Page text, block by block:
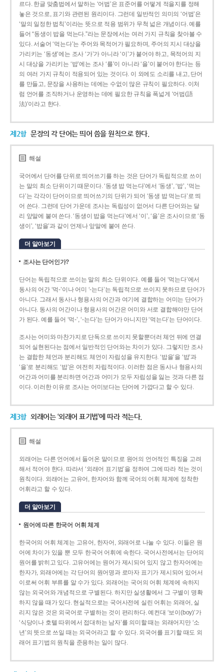
르다. 한글 맞춤법에서 말하는 ‘어법’은 표준어를 어떻게 적을지를 정해
놓은 것으로, 표기와 관련된 원리이다. 그런데 일반적인 의미의 ‘어법’은
‘말의 일정한 법칙’이라는 뜻으로 적용 범위가 무척 넓은 개념이다. 예를
들어 “동생이 밥을 먹는다.”라는 문장에서는 여러 가지 규칙을 찾아볼 수
있다. 서술어 ‘먹는다’는 주어와 목적어가 필요하며, 주어의 지시 대상을
가리키는 ‘동생’에는 조사 ‘가’가 아니라 ‘이’가 붙어야 하고, 목적어의 지
시 대상을 가리키는 ‘밥’에는 조사 ‘를’이 아니라 ‘을’이 붙어야 한다는 등
의 여러 가지 규칙이 적용되어 있는 것이다. 이 외에도 소리를 내고, 단어
를 만들고, 문장을 사용하는 데에는 수없이 많은 규칙이 필요하다. 이처
럼 언어를 조직하거나 운영하는 데에 필요한 규칙을 폭넓게 ‘어법(語
法)’이라고 한다.
제2항 문장의 각 단어는 띄어 씀을 원칙으로 한다.
해설
국어에서 단어를 단위로 띄어쓰기를 하는 것은 단어가 독립적으로 쓰이
는 말의 최소 단위이기 때문이다. ‘동생 밥 먹는다’에서 ‘동생’, ‘밥’, ‘먹는
다’는 각각이 단어이므로 띄어쓰기의 단위가 되어 ‘동생 밥 먹는다’로 띄
어 쓴다. 그런데 단어 가운데 조사는 독립성이 없어서 다른 단어와는 달
리 앞말에 붙여 쓴다. ‘동생이 밥을 먹는다’에서 ‘이’, ‘을’은 조사이므로 ‘동
생이’, ‘밥을’과 같이 언제나 앞말에 붙여 쓴다.
더 알아보기
조사는 단어인가?
단어는 독립적으로 쓰이는 말의 최소 단위이다. 예를 들어 ‘먹는다’에서
동사의 어간 ‘먹-­’이나 어미 ‘­-는다’는 독립적으로 쓰이지 못하므로 단어가
아니다. 그래서 동사나 형용사의 어간과 여기에 결합하는 어미는 단어가
아니다. 동사의 어간이나 형용사의 어간은 어미와 서로 결합해야만 단어
가 된다. 예를 들어 ‘먹-’, ‘-는다’는 단어가 아니지만 ‘먹는다’는 단어이다.
조사는 어미와 마찬가지로 단독으로 쓰이지 못할뿐더러 체언 뒤에 연결
되어 실현된다는 점에서 일반적인 단어와는 차이가 있다. 그렇지만 조사
는 결합한 체언과 분리해도 체언이 자립성을 유지한다. ‘밥을’을 ‘밥’과
‘을’로 분리해도 ‘밥’은 여전히 자립적이다. 이러한 점은 동사나 형용사의
어간과 어미를 분리하면 어간과 어미가 모두 자립성을 잃는 것과 다른 점
이다. 이러한 이유로 조사는 어미보다는 단어에 가깝다고 할 수 있다.
제3항 외래어는 ‘외래어 표기법’에 따라 적는다.
해설
외래어는 다른 언어에서 들어온 말이므로 원어의 언어적인 특징을 고려
해서 적어야 한다. 따라서 ‘외래어 표기법’을 정하여 그에 따라 적는 것이
원칙이다. 외래어는 고유어, 한자어와 함께 국어의 어휘 체계에 정착한
어휘라고 할 수 있다.
더 알아보기
원어에 따른 한국어 어휘 체계
한국어의 어휘 체계는 고유어, 한자어, 외래어로 나눌 수 있다. 이들은 원
어에 차이가 있을 뿐 모두 한국어 어휘에 속한다. 국어사전에서는 단어의
원어를 밝히고 있다. 고유어에는 원어가 제시되어 있지 않고 한자어에는
한자가, 외래어에는 각 단어의 원어명과 로마자 표기가 제시되어 있어서
이로써 어휘 부류를 알 수가 있다. 외래어는 국어의 어휘 체계에 속하지
않는 외국어와 개념적으로 구별된다. 하지만 실생활에서 그 구별이 명확
하지 않을 때가 있다. 현실적으로는 국어사전에 실린 어휘는 외래어, 실
리지 않은 것은 외국어로 구별하는 것이 편리하다. 예컨대 ‘보이(boy)’가
‘식당이나 호텔 따위에서 접대하는 남자’를 의미할 때는 외래어지만 ‘소
년’의 뜻으로 쓰일 때는 외국어라고 할 수 있다. 외국어를 표기할 때도 외
래어 표기법의 원칙을 준용하는 일이 많다.